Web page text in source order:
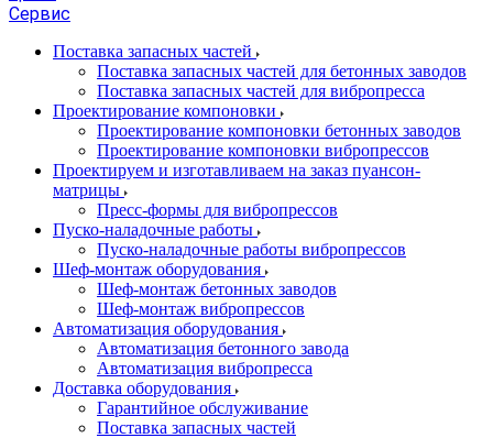
Сервис
Поставка запасных частей
Поставка запасных частей для бетонных заводов
Поставка запасных частей для вибропресса
Проектирование компоновки
Проектирование компоновки бетонных заводов
Проектирование компоновки вибропрессов
Проектируем и изготавливаем на заказ пуансон-
матрицы
Пресс-формы для вибропрессов
Пуско-наладочные работы
Пуско-наладочные работы вибропрессов
Шеф-монтаж оборудования
Шеф-монтаж бетонных заводов
Шеф-монтаж вибропрессов
Автоматизация оборудования
Автоматизация бетонного завода
Автоматизация вибропресса
Доставка оборудования
Гарантийное обслуживание
Поставка запасных частей